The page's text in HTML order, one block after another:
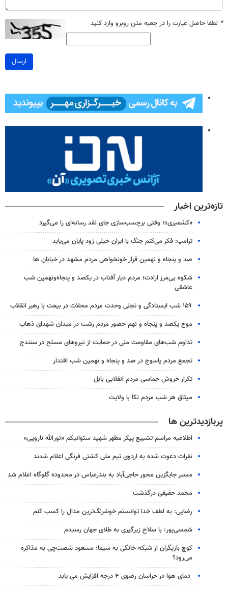
* لطفا حاصل عبارت را در جعبه متن روبرو وارد کنید
ارسال
تازه‌ترین اخبار
«کشمیری»؛ وقتی برچسب‌سازی جای نقد رسانه‌ای را می‌گیرد
ترامپ: فکر می‌کنم جنگ با ایران خیلی زود پایان می‌یابد
صد و پنجاه و نهمین قرار خونخواهی مردم مشهد در خیابان ها
شکوه بی‌مرز ارادت؛ مردم دیار آفتاب در یکصد و پنجاه‌ونهمین شب
عاشقی
۱۵۹ شب ایستادگی و تجلی وحدت مردم محلات در بیعت با رهبر انقلاب
موج یکصد و پنجاه و نهم حضور مردم رشت در میدان شهدای ذهاب
تداوم شب‌های مقاومت ملی در حمایت از نیروهای مسلح در سنندج
تجمع مردم یاسوج در صد و پنجاه و نهمین شب اقتدار
تکرار خروش حماسی مردم انقلابی بابل
میثاق هر شب مردم نکا با ولایت
پربازدیدترین ها
اطلاعیه مراسم تشییع پیکر مطهر شهید ستوانیکم «نورالله نارویی»
نفرات دعوت شده به اردوی تیم ملی کشتی فرنگی اعلام شدند
مسیر جایگزین محور حاجی‌آباد به بندرعباس در محدوده گلوگاه اعلام شد
محمد حقیقی درگذشت
رضایی: به لطف خدا توانستم خوشرنگ‌ترین مدال را کسب کنم
شمسی‌پور: با سلاح زیرگیری به طلای جهان رسیدم
کوچ بازیگران از شبکه خانگی به سیما؛ مسعود شصت‌چی به مذاکره
می‌رود؟
دمای هوا در خراسان رضوی ۴ درجه افزایش می یابد